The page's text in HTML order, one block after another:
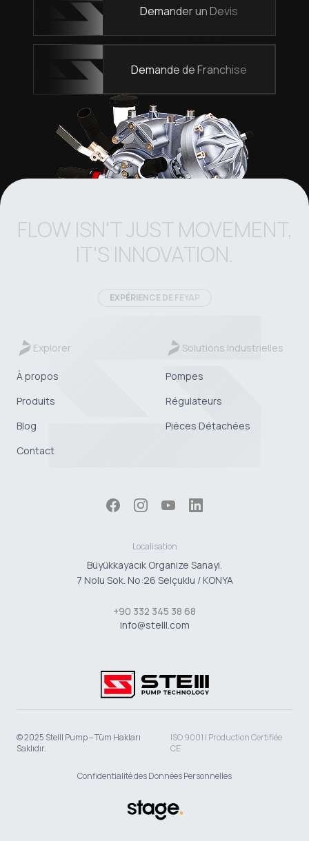
Demander un Devis
Demande de Franchise
FLOW ISN'T JUST MOVEMENT,
IT'S INNOVATION.
EXPÉRIENCE DE FEYAP
Explorer
À propos
Produits
Blog
Contact
Solutions Industrielles
Pompes
Régulateurs
Pièces Détachées
Localisation
Büyükkayacık Organize Sanayi.
7 Nolu Sok. No:26 Selçuklu / KONYA
+90 332 345 38 68
info@stelll.com
© 2025 Stelll Pump – Tüm Hakları
Saklıdır.
ISO 9001 | Production Certifiée
CE
Confidentialité des Données Personnelles